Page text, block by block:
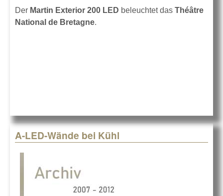
Der Martin Exterior 200 LED beleuchtet das Théâtre
National de Bretagne.
A-LED-Wände bei Kühl